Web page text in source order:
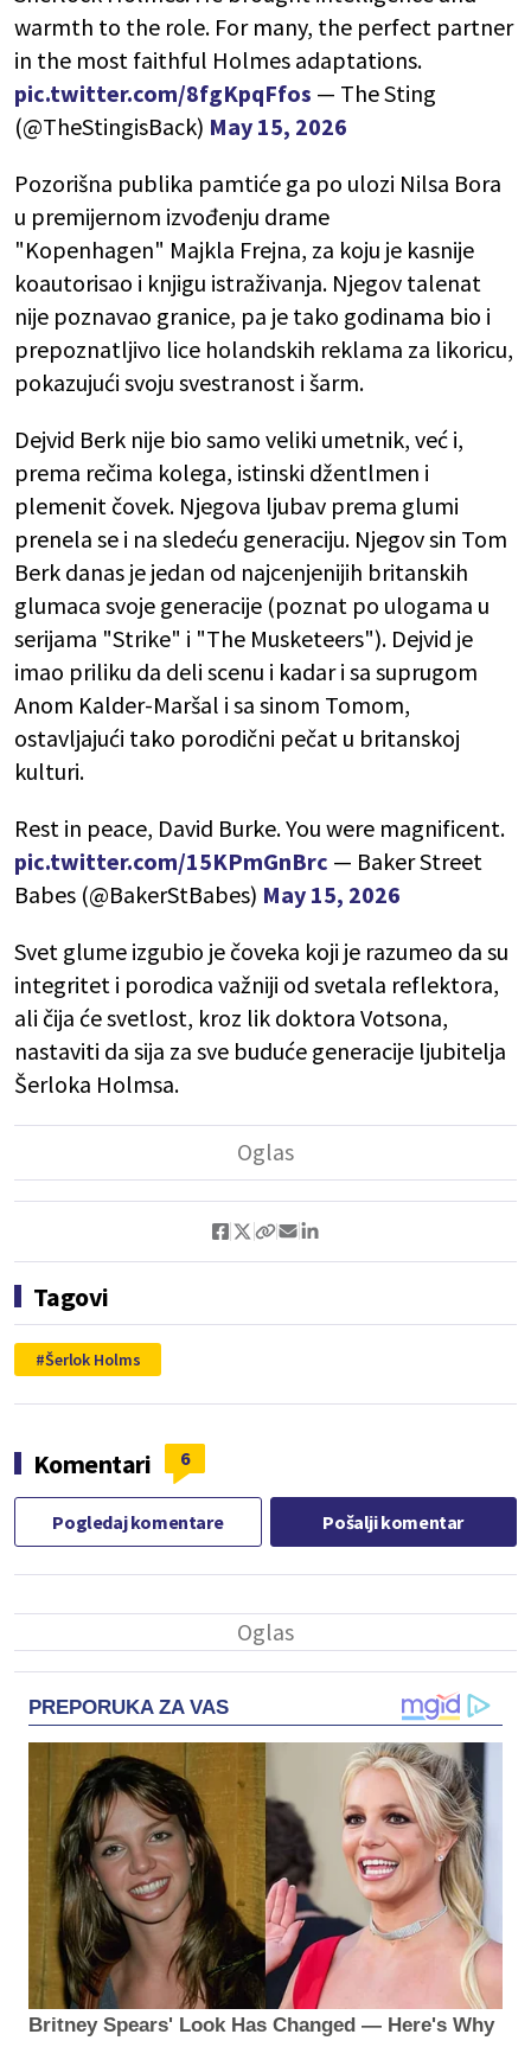
warmth to the role. For many, the perfect partner
in the most faithful Holmes adaptations.
pic.twitter.com/8fgKpqFfos — The Sting
(@TheStingisBack) May 15, 2026
Pozorišna publika pamtiće ga po ulozi Nilsa Bora
u premijernom izvođenju drame
"Kopenhagen" Majkla Frejna, za koju je kasnije
koautorisao i knjigu istraživanja. Njegov talenat
nije poznavao granice, pa je tako godinama bio i
prepoznatljivo lice holandskih reklama za likoricu,
pokazujući svoju svestranost i šarm.
Dejvid Berk nije bio samo veliki umetnik, već i,
prema rečima kolega, istinski džentlmen i
plemenit čovek. Njegova ljubav prema glumi
prenela se i na sledeću generaciju. Njegov sin Tom
Berk danas je jedan od najcenjenijih britanskih
glumaca svoje generacije (poznat po ulogama u
serijama "Strike" i "The Musketeers"). Dejvid je
imao priliku da deli scenu i kadar i sa suprugom
Anom Kalder-Maršal i sa sinom Tomom,
ostavljajući tako porodični pečat u britanskoj
kulturi.
Rest in peace, David Burke. You were magnificent.
pic.twitter.com/15KPmGnBrc — Baker Street
Babes (@BakerStBabes) May 15, 2026
Svet glume izgubio je čoveka koji je razumeo da su
integritet i porodica važniji od svetala reflektora,
ali čija će svetlost, kroz lik doktora Votsona,
nastaviti da sija za sve buduće generacije ljubitelja
Šerloka Holmsa.
Tagovi
Šerlok Holms
Komentari 6
Pogledaj komentare Pošalji komentar
PREPORUKA ZA VAS
Britney Spears' Look Has Changed — Here's Why